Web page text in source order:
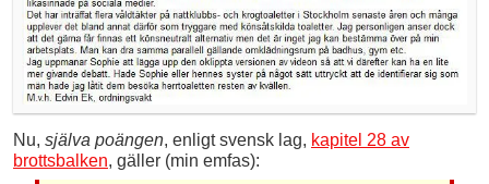
Nu, själva poängen, enligt svensk lag, kapitel 28 av
brottsbalken, gäller (min emfas):